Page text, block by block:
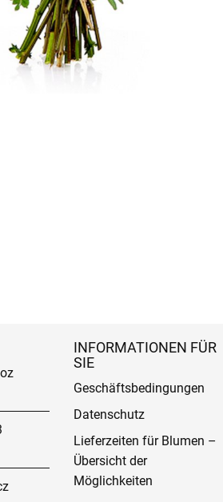
INFORMATIONEN FÜR
SIE
Geschäftsbedingungen
Datenschutz
Lieferzeiten für Blumen –
Übersicht der
Möglichkeiten